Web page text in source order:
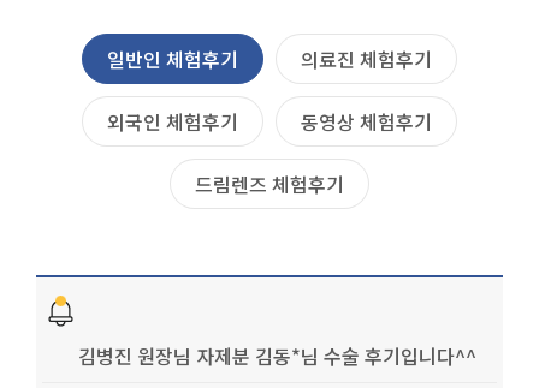
일반인 체험후기 의료진 체험후기
외국인 체험후기 동영상 체험후기
드림렌즈 체험후기
김병진 원장님 자제분 김동*님 수술 후기입니다^^